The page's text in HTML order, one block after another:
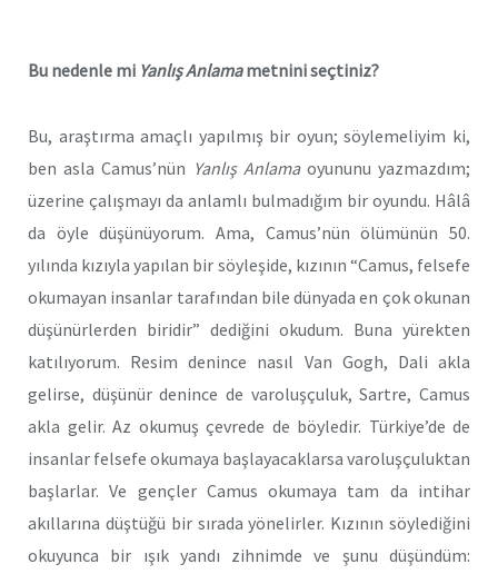
Bu nedenle mi Yanlış Anlamametnini seçtiniz?
Bu, araştırma amaçlı yapılmış bir oyun; söylemeliyim ki,
ben asla Camus’nün Yanlış Anlamaoyununu yazmazdım;
üzerine çalışmayı da anlamlı bulmadığım bir oyundu. Hâlâ
da öyle düşünüyorum. Ama, Camus’nün ölümünün 50.
yılında kızıyla yapılan bir söyleşide, kızının “Camus, felsefe
okumayan insanlar tarafından bile dünyada en çok okunan
düşünürlerden biridir” dediğini okudum. Buna yürekten
katılıyorum. Resim denince nasıl Van Gogh, Dali akla
gelirse, düşünür denince de varoluşçuluk, Sartre, Camus
akla gelir. Az okumuş çevrede de böyledir. Türkiye’de de
insanlar felsefe okumaya başlayacaklarsa varoluşçuluktan
başlarlar. Ve gençler Camus okumaya tam da intihar
akıllarına düştüğü bir sırada yönelirler. Kızının söylediğini
okuyunca bir ışık yandı zihnimde ve şunu düşündüm: